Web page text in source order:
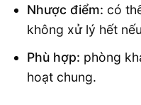
Nhược điểm: có
không xử lý hết
Phù hợp: phòng
hoạt chung.